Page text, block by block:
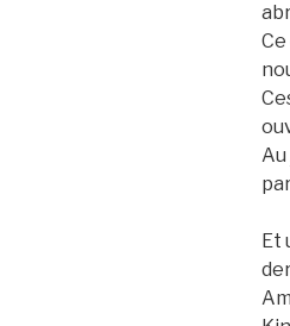
Au
Et